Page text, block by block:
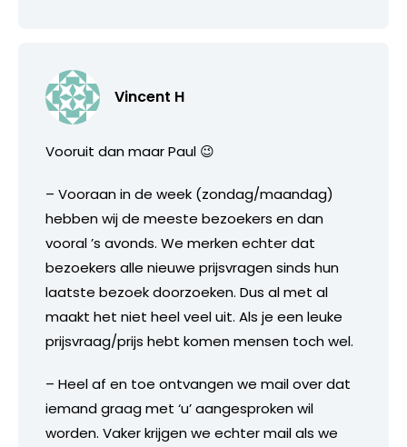
Vincent H
Vooruit dan maar Paul 😉
– Vooraan in de week (zondag/maandag)
hebben wij de meeste bezoekers en dan
vooral ’s avonds. We merken echter dat
bezoekers alle nieuwe prijsvragen sinds hun
laatste bezoek doorzoeken. Dus al met al
maakt het niet heel veel uit. Als je een leuke
prijsvraag/prijs hebt komen mensen toch wel.
– Heel af en toe ontvangen we mail over dat
iemand graag met ‘u’ aangesproken wil
worden. Vaker krijgen we echter mail als we